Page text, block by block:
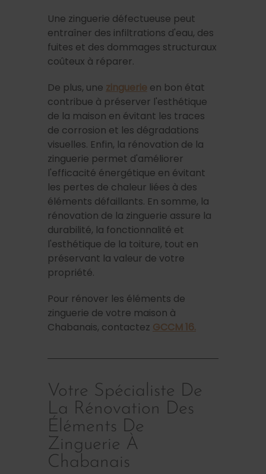
Une zinguerie défectueuse peut
entraîner des infiltrations d'eau, des
fuites et des dommages structuraux
coûteux à réparer.
De plus, une zinguerie en bon état
contribue à préserver l'esthétique
de la maison en évitant les traces
de corrosion et les dégradations
visuelles. Enfin, la rénovation de la
zinguerie permet d'améliorer
l'efficacité énergétique en évitant
les pertes de chaleur liées à des
éléments défaillants. En somme, la
rénovation de la zinguerie assure la
durabilité, la fonctionnalité et
l'esthétique de la toiture, tout en
préservant la valeur de votre
propriété.
Pour rénover les éléments de
zinguerie de votre maison à
Chabanais, contactez GCCM 16.
Votre Spécialiste De
La Rénovation Des
Éléments De
Zinguerie À
Chabanais